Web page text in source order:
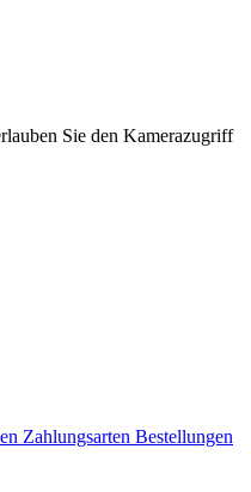
Sie den Kamerazugriff
Zahlungsarten Bestellungen